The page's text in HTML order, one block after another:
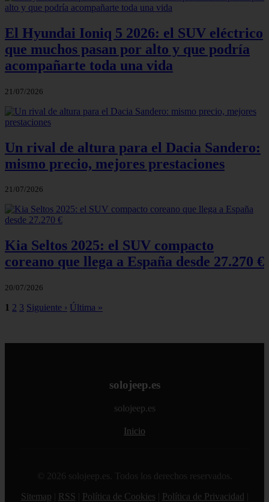
El Hyundai Ioniq 5 2026: el SUV eléctrico
que muchos pasan por alto y que podría
acompañarte toda una vida
21/07/2026
Un rival de altura para el Dacia Sandero:
mismo precio, mejores prestaciones
21/07/2026
Kia Seltos 2025: el SUV compacto
coreano que llega a España desde 27.270 €
20/07/2026
1 2 3 Siguiente › Última »
solojeep.es
solojeep.es
Inicio
© 2026 solojeep.es. Todos los derechos reservados.
Sitemap
RSS Política de Cookies Política de Privacidad